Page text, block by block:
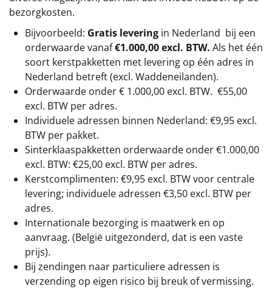
bezorgkosten.
Bijvoorbeeld: Gratis levering in Nederland bij een
orderwaarde vanaf€1.000,00 excl. BTW. Als het één
soort kerstpakketten met levering op één adres in
Nederland betreft (excl. Waddeneilanden).
Orderwaarde onder € 1.000,00 excl. BTW. €55,00
excl. BTW per adres.
Individuele adressen binnen Nederland: €9,95 excl.
BTW per pakket.
Sinterklaaspakketten orderwaarde onder €1.000,00
excl. BTW: €25,00 excl. BTW per adres.
Kerstcomplimenten: €9,95 excl. BTW voor centrale
levering; individuele adressen €3,50 excl. BTW per
adres.
Internationale bezorging is maatwerk en op
aanvraag. (België uitgezonderd, dat is een vaste
prijs).
Bij zendingen naar particuliere adressen is
verzending op eigen risico bij breuk of vermissing.